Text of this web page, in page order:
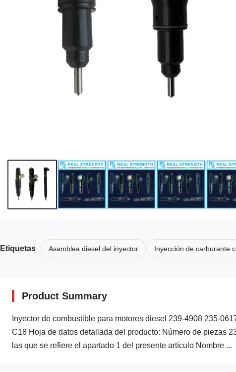
Etiquetas Asamblea diesel del inyector Inyección de carburante
Product Summary
Inyector de combustible para motores diesel 239-4908 235-
C18 Hoja de datos detallada del producto: Número de piezas
las que se refiere el apartado 1 del presente artículo Nombre ...